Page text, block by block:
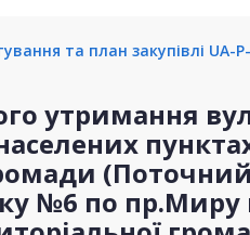
та план закупівлі UA-
утримання
№6 по пр.Миру